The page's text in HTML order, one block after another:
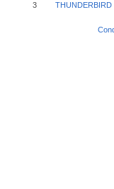
3 THUNDERBIRD